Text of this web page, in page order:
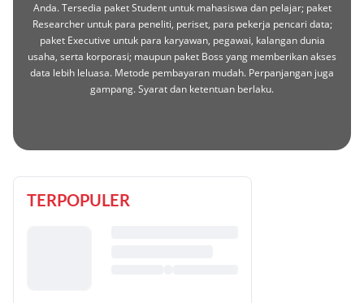
Anda. Tersedia paket Student untuk mahasiswa dan pelajar; paket
Researcher untuk para peneliti, periset, para pekerja pencari data;
paket Executive untuk para karyawan, pegawai, kalangan dunia
usaha, serta korporasi; maupun paket Boss yang memberikan akses
data lebih leluasa. Metode pembayaran mudah. Perpanjangan juga
gampang. Syarat dan ketentuan berlaku.
TERPOPULER